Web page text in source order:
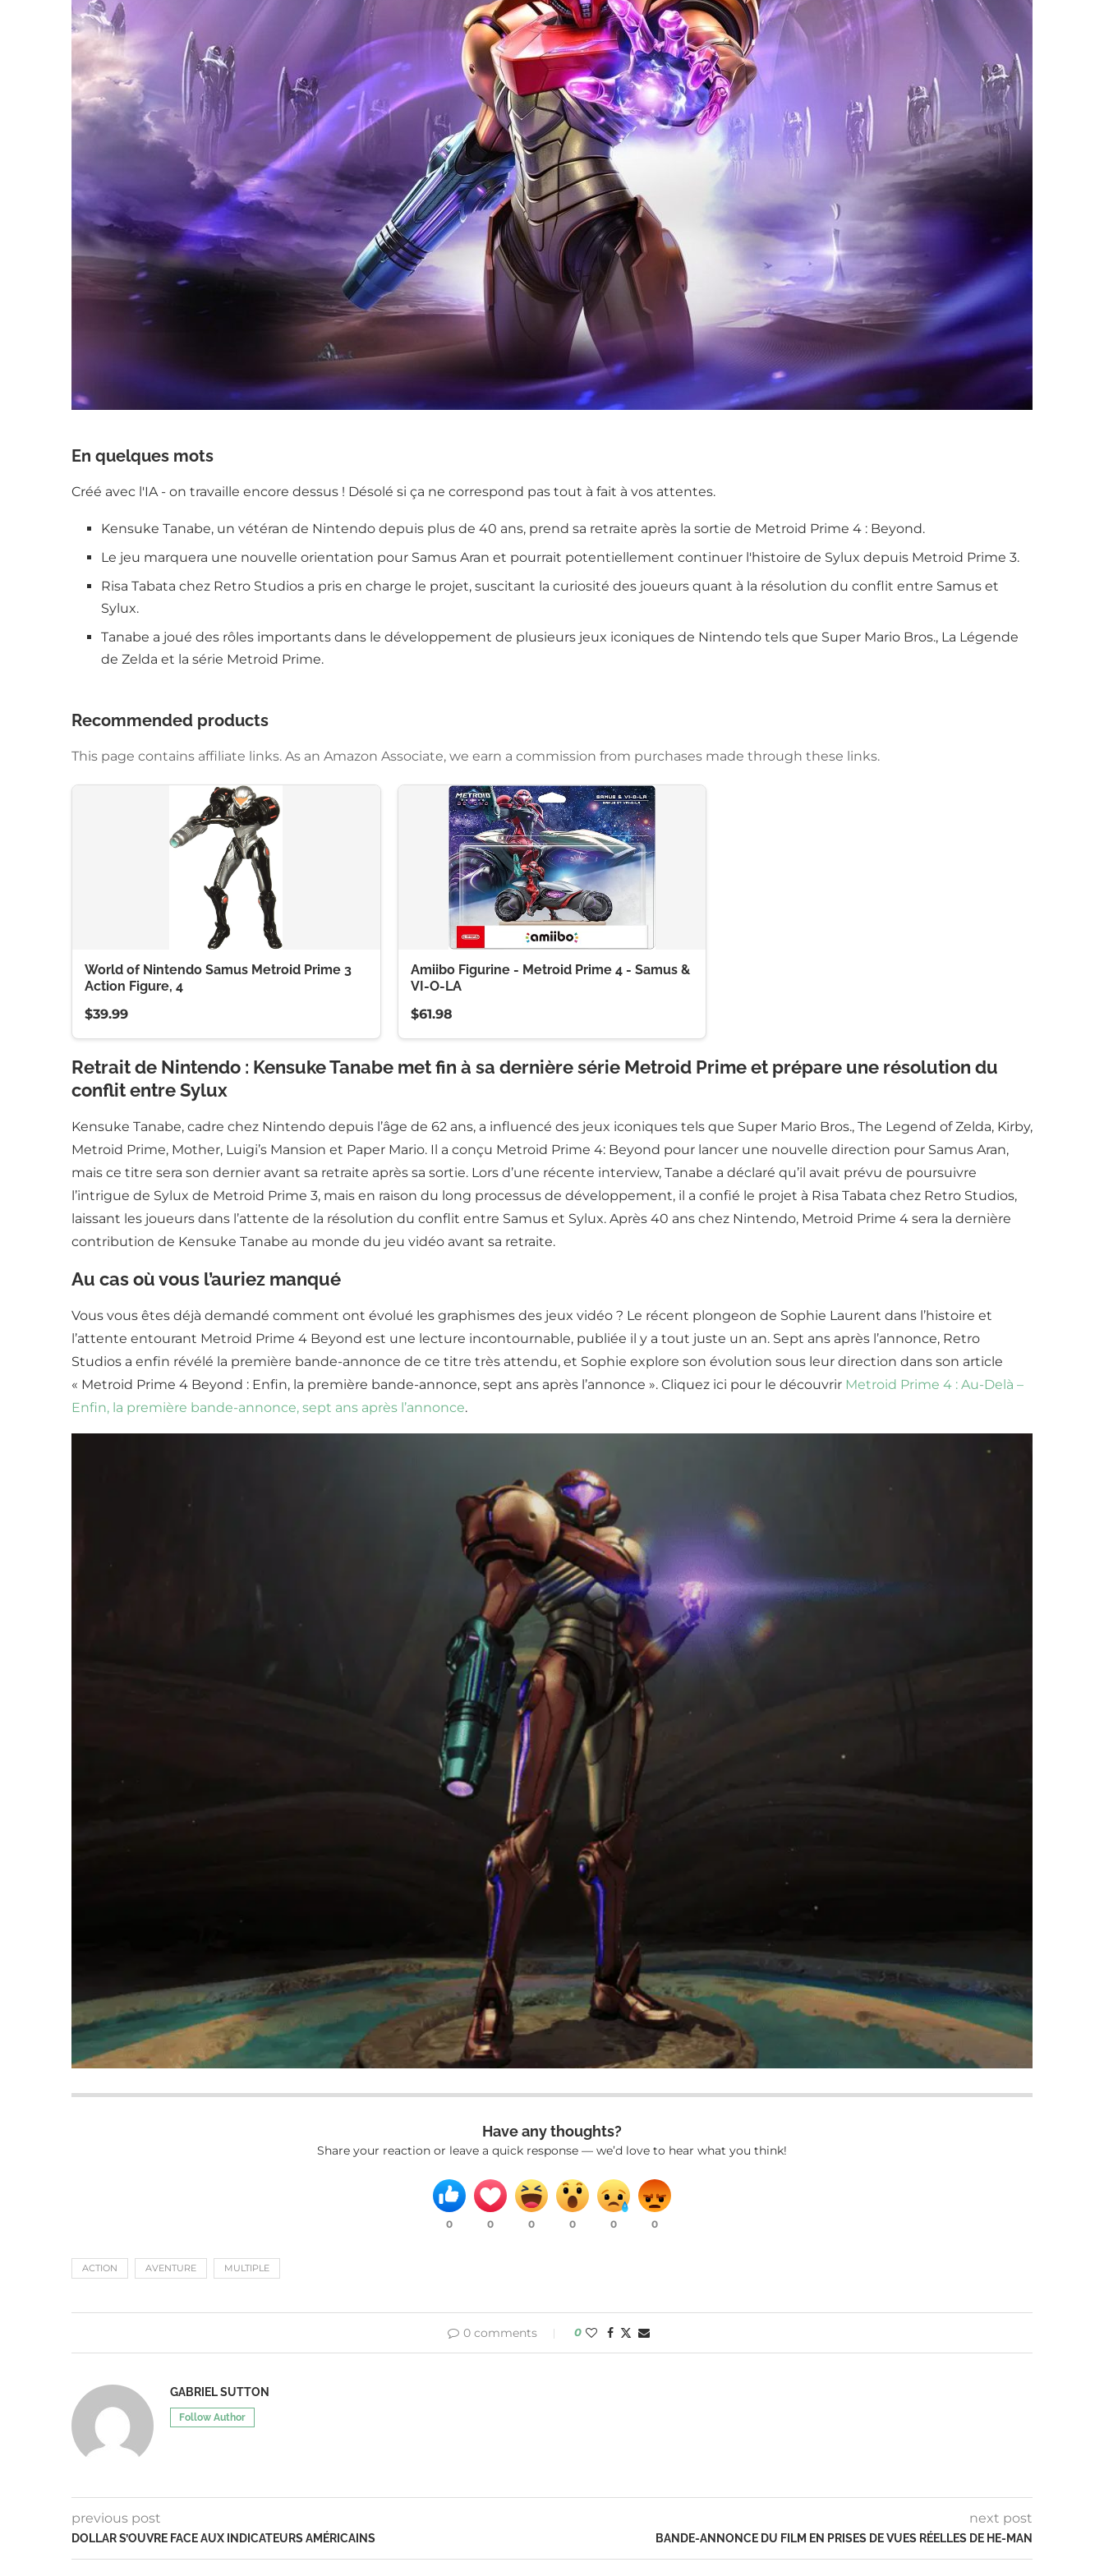
En quelques mots
Créé avec l'IA - on travaille encore dessus ! Désolé si ça ne correspond pas tout à fait à vos attentes.
Kensuke Tanabe, un vétéran de Nintendo depuis plus de 40 ans, prend sa retraite après la sortie de Metroid Prime 4 : Beyond.
Le jeu marquera une nouvelle orientation pour Samus Aran et pourrait potentiellement continuer l'histoire de Sylux depuis Metroid Prime 3.
Risa Tabata chez Retro Studios a pris en charge le projet, suscitant la curiosité des joueurs quant à la résolution du conflit entre Samus et
Sylux.
Tanabe a joué des rôles importants dans le développement de plusieurs jeux iconiques de Nintendo tels que Super Mario Bros., La Légende
de Zelda et la série Metroid Prime.
Recommended products
This page contains affiliate links. As an Amazon Associate, we earn a commission from purchases made through these links.
World of Nintendo Samus Metroid Prime 3
Action Figure, 4
$39.99
Amiibo Figurine - Metroid Prime 4 - Samus &
VI-O-LA
$61.98
Retrait de Nintendo : Kensuke Tanabe met fin à sa dernière série Metroid Prime et prépare une résolution du
conflit entre Sylux
Kensuke Tanabe, cadre chez Nintendo depuis l’âge de 62 ans, a influencé des jeux iconiques tels que Super Mario Bros., The Legend of Zelda, Kirby,
Metroid Prime, Mother, Luigi’s Mansion et Paper Mario. Il a conçu Metroid Prime 4: Beyond pour lancer une nouvelle direction pour Samus Aran,
mais ce titre sera son dernier avant sa retraite après sa sortie. Lors d’une récente interview, Tanabe a déclaré qu’il avait prévu de poursuivre
l’intrigue de Sylux de Metroid Prime 3, mais en raison du long processus de développement, il a confié le projet à Risa Tabata chez Retro Studios,
laissant les joueurs dans l’attente de la résolution du conflit entre Samus et Sylux. Après 40 ans chez Nintendo, Metroid Prime 4 sera la dernière
contribution de Kensuke Tanabe au monde du jeu vidéo avant sa retraite.
Au cas où vous l’auriez manqué
Vous vous êtes déjà demandé comment ont évolué les graphismes des jeux vidéo ? Le récent plongeon de Sophie Laurent dans l’histoire et
l’attente entourant Metroid Prime 4 Beyond est une lecture incontournable, publiée il y a tout juste un an. Sept ans après l’annonce, Retro
Studios a enfin révélé la première bande-annonce de ce titre très attendu, et Sophie explore son évolution sous leur direction dans son article
« Metroid Prime 4 Beyond : Enfin, la première bande-annonce, sept ans après l’annonce ». Cliquez ici pour le découvrir Metroid Prime 4 : Au-Delà –
Enfin, la première bande-annonce, sept ans après l’annonce.
Have any thoughts?
Share your reaction or leave a quick response — we’d love to hear what you think!
0 0 0 0 0 0
ACTION AVENTURE MULTIPLE
0 comments 0
GABRIEL SUTTON
Follow Author
previous post
DOLLAR S’OUVRE FACE AUX INDICATEURS AMÉRICAINS
next post
BANDE-ANNONCE DU FILM EN PRISES DE VUES RÉELLES DE HE-MAN